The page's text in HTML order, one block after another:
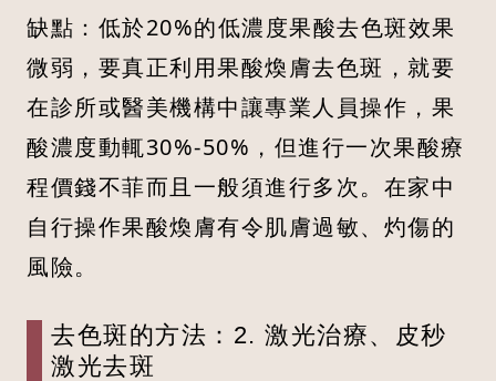
缺點：低於20%的低濃度果酸去色斑效果
微弱，要真正利用果酸煥膚去色斑，就要
在診所或醫美機構中讓專業人員操作，果
酸濃度動輒30%-50%，但進行一次果酸療
程價錢不菲而且一般須進行多次。在家中
自行操作果酸煥膚有令肌膚過敏、灼傷的
風險。
去色斑的方法：2. 激光治療、皮秒
激光去斑